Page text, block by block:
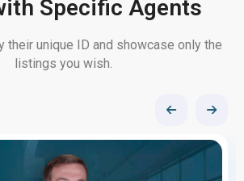
Specific Agents
their unique ID and showcase only the
listings you wish.